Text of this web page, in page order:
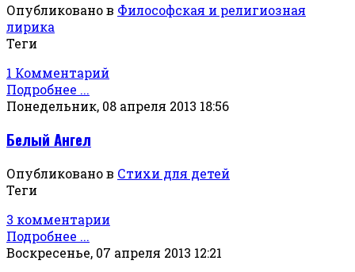
Опубликовано в Философская и религиозная
лирика
Теги
1 Комментарий
Подробнее ...
Понедельник, 08 апреля 2013 18:56
Белый Ангел
Опубликовано в Стихи для детей
Теги
3 комментарии
Подробнее ...
Воскресенье, 07 апреля 2013 12:21